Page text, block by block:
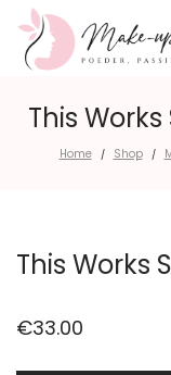
This
Home / Shop /
This Works
€33.00